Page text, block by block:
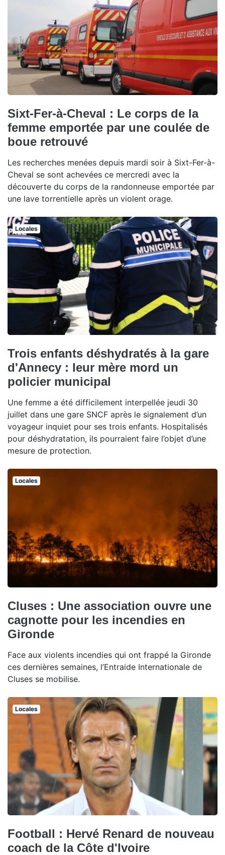
Sixt-Fer-à-Cheval : Le corps de la
femme emportée par une coulée de
boue retrouvé
Les recherches menées depuis mardi soir à Sixt-Fer-à-
Cheval se sont achevées ce mercredi avec la
découverte du corps de la randonneuse emportée par
une lave torrentielle après un violent orage.
Locales
Trois enfants déshydratés à la gare
d'Annecy : leur mère mord un
policier municipal
Une femme a été difficilement interpellée jeudi 30
juillet dans une gare SNCF après le signalement d’un
voyageur inquiet pour ses trois enfants. Hospitalisés
pour déshydratation, ils pourraient faire l’objet d’une
mesure de protection.
Locales
Cluses : Une association ouvre une
cagnotte pour les incendies en
Gironde
Face aux violents incendies qui ont frappé la Gironde
ces dernières semaines, l’Entraide Internationale de
Cluses se mobilise.
Locales
Football : Hervé Renard de nouveau
coach de la Côte d'Ivoire